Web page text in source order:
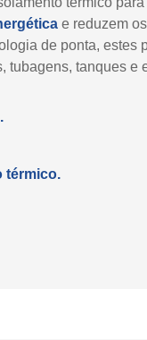
e reduzem
de ponta, estes
tubagens, tanques e
térmico.